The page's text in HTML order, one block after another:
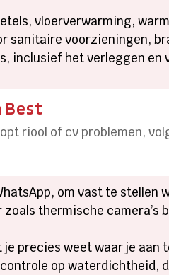
vloerverwarming,
sanitaire voorzieningen,
inclusief het verleggen en
Best
riool of cv problemen,
om vast te stellen
thermische camera’s
precies weet waar je aan
op waterdichtheid,